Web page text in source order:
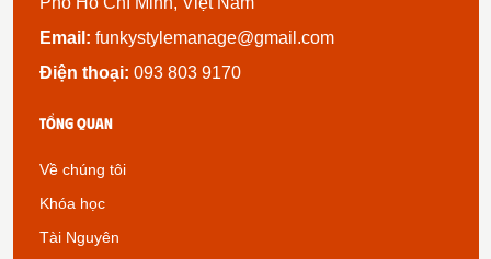
Email: funkystylemanage@gmail.com
Điện thoại: 093 803 9170
Tổng quan
Về chúng tôi
Khóa học
Tài Nguyên